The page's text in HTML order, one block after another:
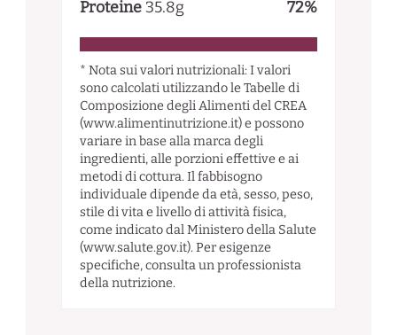
Proteine 35.8g 72%
* Nota sui valori nutrizionali: I valori
sono calcolati utilizzando le Tabelle di
Composizione degli Alimenti del CREA
(www.alimentinutrizione.it) e possono
variare in base alla marca degli
ingredienti, alle porzioni effettive e ai
metodi di cottura. Il fabbisogno
individuale dipende da età, sesso, peso,
stile di vita e livello di attività fisica,
come indicato dal Ministero della Salute
(www.salute.gov.it). Per esigenze
specifiche, consulta un professionista
della nutrizione.